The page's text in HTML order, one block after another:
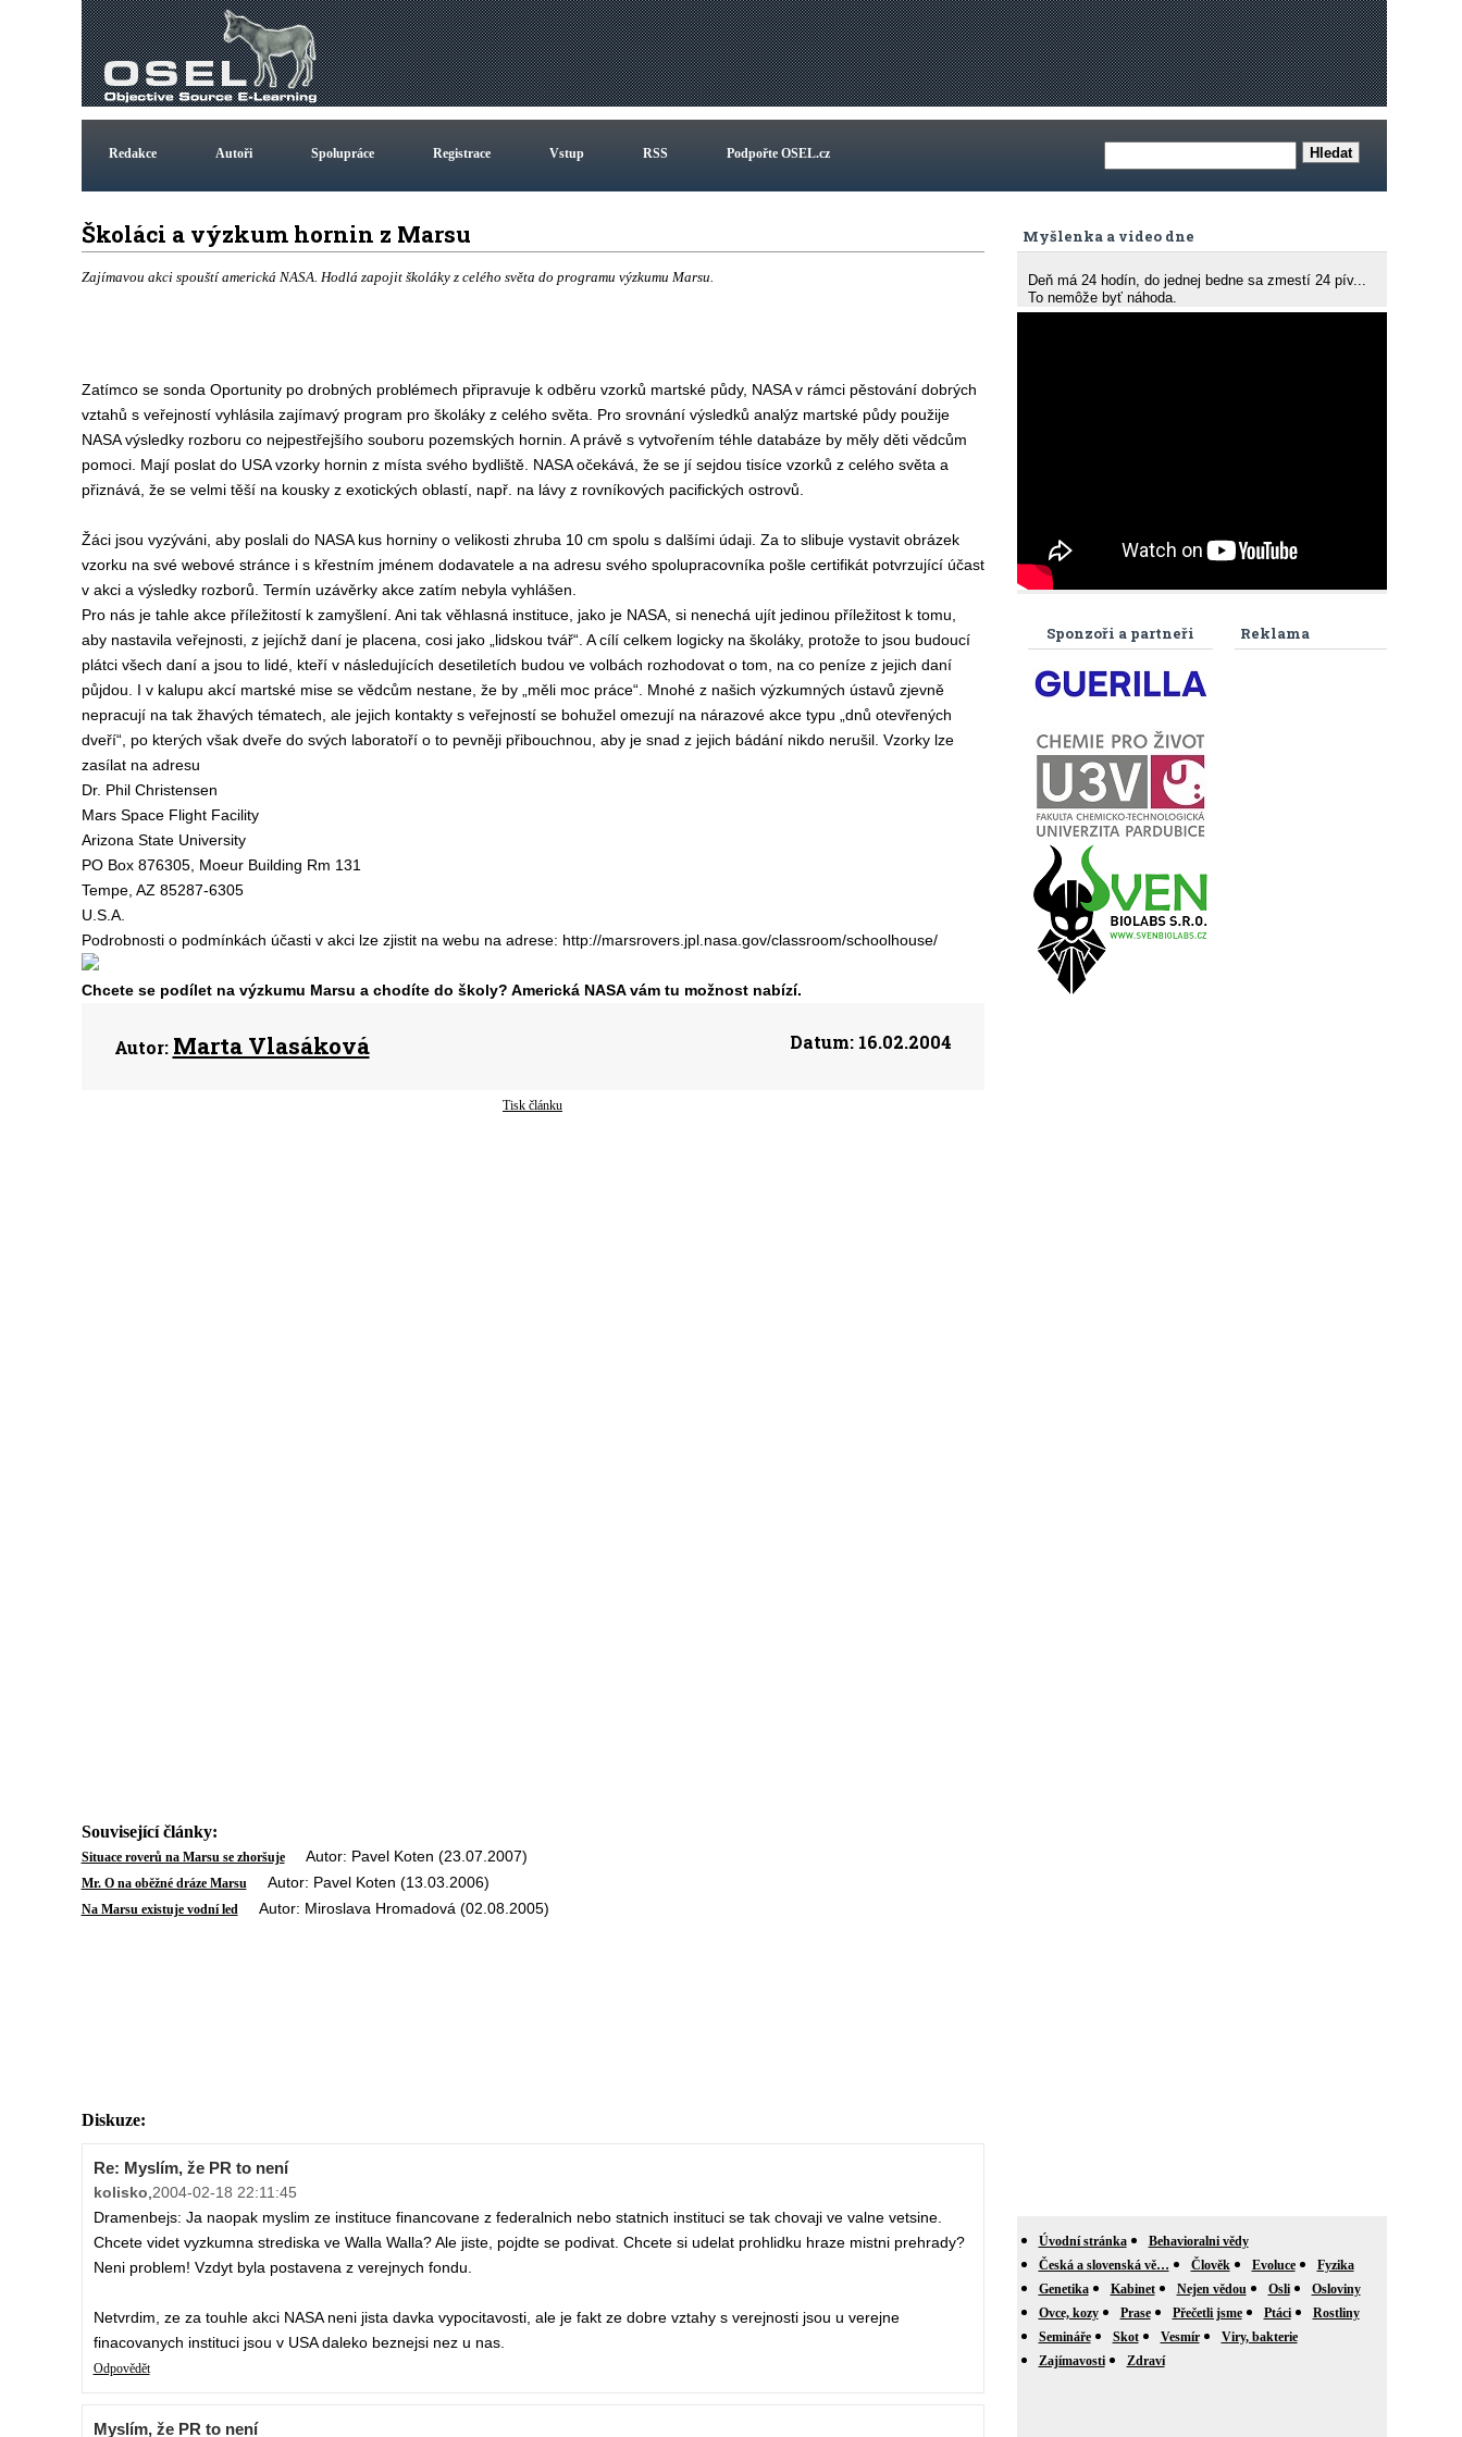
Redakce Autoři Spolupráce Registrace Vstup RSS Podpořte OSEL.cz
Školáci a výzkum hornin z Marsu
Zajímavou akci spouští americká NASA. Hodlá zapojit školáky z celého světa do programu výzkumu Marsu.
Zatímco se sonda Oportunity po drobných problémech připravuje k odběru vzorků martské půdy, NASA v rámci pěstování dobrých
vztahů s veřejností vyhlásila zajímavý program pro školáky z celého světa. Pro srovnání výsledků analýz martské půdy použije
NASA výsledky rozboru co nejpestřejšího souboru pozemských hornin. A právě s vytvořením téhle databáze by měly děti vědcům
pomoci. Mají poslat do USA vzorky hornin z místa svého bydliště. NASA očekává, že se jí sejdou tisíce vzorků z celého světa a
přiznává, že se velmi těší na kousky z exotických oblastí, např. na lávy z rovníkových pacifických ostrovů.
Žáci jsou vyzýváni, aby poslali do NASA kus horniny o velikosti zhruba 10 cm spolu s dalšími údaji. Za to slibuje vystavit obrázek
vzorku na své webové stránce i s křestním jménem dodavatele a na adresu svého spolupracovníka pošle certifikát potvrzující účast
v akci a výsledky rozborů. Termín uzávěrky akce zatím nebyla vyhlášen.
Pro nás je tahle akce příležitostí k zamyšlení. Ani tak věhlasná instituce, jako je NASA, si nenechá ujít jedinou příležitost k tomu,
aby nastavila veřejnosti, z jejíchž daní je placena, cosi jako „lidskou tvář“. A cílí celkem logicky na školáky, protože to jsou budoucí
plátci všech daní a jsou to lidé, kteří v následujících desetiletích budou ve volbách rozhodovat o tom, na co peníze z jejich daní
půjdou. I v kalupu akcí martské mise se vědcům nestane, že by „měli moc práce“. Mnohé z našich výzkumných ústavů zjevně
nepracují na tak žhavých tématech, ale jejich kontakty s veřejností se bohužel omezují na nárazové akce typu „dnů otevřených
dveří“, po kterých však dveře do svých laboratoří o to pevněji přibouchnou, aby je snad z jejich bádání nikdo nerušil. Vzorky lze
zasílat na adresu
Dr. Phil Christensen
Mars Space Flight Facility
Arizona State University
PO Box 876305, Moeur Building Rm 131
Tempe, AZ 85287-6305
U.S.A.
Podrobnosti o podmínkách účasti v akci lze zjistit na webu na adrese: http://marsrovers.jpl.nasa.gov/classroom/schoolhouse/
Chcete se podílet na výzkumu Marsu a chodíte do školy? Americká NASA vám tu možnost nabízí.
Autor: Marta Vlasáková Datum:16.02.2004
Tisk článku
Související články:
Situace roverů na Marsu se zhoršujeAutor: Pavel Koten (23.07.2007)
Mr. O na oběžné dráze Marsu Autor: Pavel Koten (13.03.2006)
Na Marsu existuje vodní led Autor: Miroslava Hromadová (02.08.2005)
Diskuze:
Re: Myslím, že PR to není
kolisko,2004-02-18 22:11:45
Dramenbejs: Ja naopak myslim ze instituce financovane z federalnich nebo statnich instituci se tak chovaji ve valne vetsine.
Chcete videt vyzkumna strediska ve Walla Walla? Ale jiste, pojdte se podivat. Chcete si udelat prohlidku hraze mistni prehrady?
Neni problem! Vzdyt byla postavena z verejnych fondu.
Netvrdim, ze za touhle akci NASA neni jista davka vypocitavosti, ale je fakt ze dobre vztahy s verejnosti jsou u verejne
finacovanych instituci jsou v USA daleko beznejsi nez u nas.
Odpovědět
Myslím, že PR to není
Myšlenka a video dne
Deň má 24 hodín, do jednej bedne sa zmestí 24 pív...
To nemôže byť náhoda.
Reklama
Sponzoři a partneři
Úvodní stránka
Behavioralni vědy
Česká a slovenská vě…
Člověk Evoluce
Fyzika
Genetika
Kabinet Nejen vědou Osli
Osloviny
Ovce, kozy
Prase Přečetli jsme Ptáci
Rostliny
Semináře
Skot Vesmír
Viry, bakterie
Zajímavosti
Zdraví